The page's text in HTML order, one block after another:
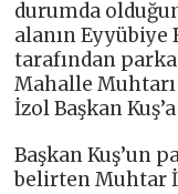
durumda
alanın Eyyübiye
tarafından
Mahalle
İzol Başkan
Başkan Kuş’un
belirten Muhtar